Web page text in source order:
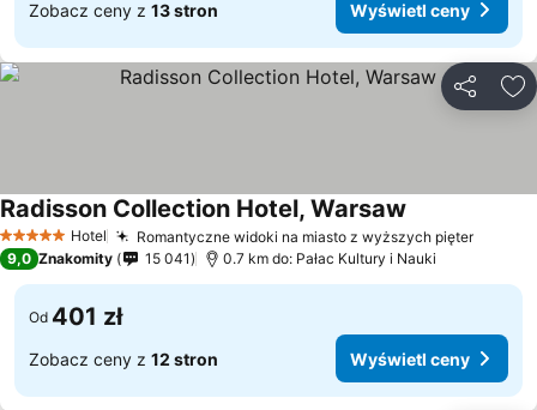
Zobacz ceny z 13 stron Wyświetl ceny
5 KategoriaHotel Romantyczne widoki na miasto z wyższych pięter
Radisson Collection Hotel, Warsaw
9,0 Znakomity 15 041 0.7 km do: Pałac Kultury i Nauki
Od 401 zł
Zobacz ceny z 12 stron Wyświetl ceny